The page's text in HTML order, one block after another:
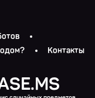
Контакты